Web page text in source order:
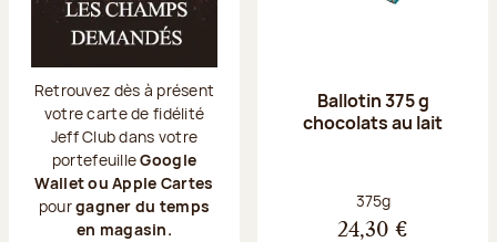
Retrouvez dès à présent
votre carte de fidélité
Jeff Club dans votre
portefeuilleGoogle
Wallet ou Apple Cartes
pourgagner du temps
en magasin.
Ballotin 375 g
chocolats au lait
Poids net :
375g
24,30 €